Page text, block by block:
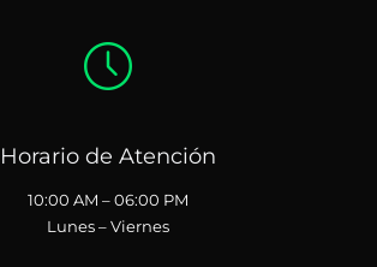
Horario de Atención
10:00 AM – 06:00 PM
Lunes – Viernes